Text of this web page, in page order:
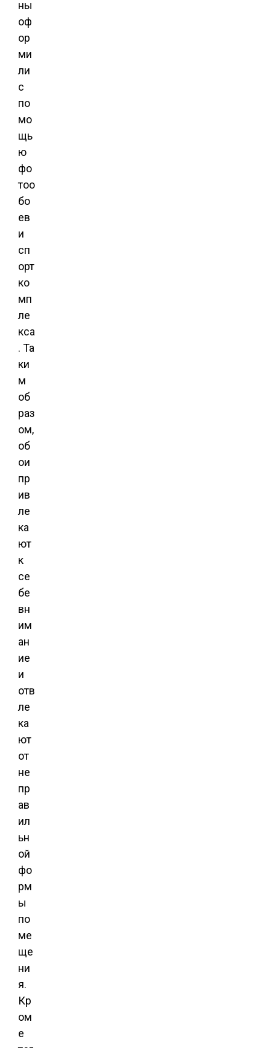
ны
оф
ор
ми
ли
с
по
мо
щь
ю
фо
тоо
бо
ев
и
сп
орт
ко
мп
ле
кса
. Та
ки
м
об
раз
ом,
об
ои
пр
ив
ле
ка
ют
к
се
бе
вн
им
ан
ие
и
отв
ле
ка
ют
от
не
пр
ав
ил
ьн
ой
фо
рм
ы
по
ме
ще
ни
я.
Кр
ом
е